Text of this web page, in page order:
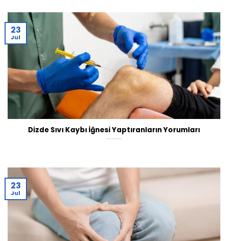
Dizde Sıvı Kaybı İğnesi Yaptıranların Yorumları
23
Jul
23
Jul